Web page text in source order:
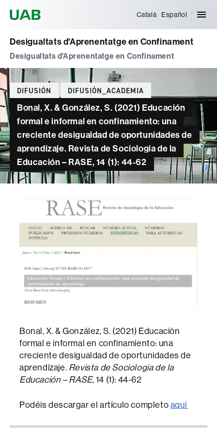
Català Español
Desigualtats d'Aprenentatge en Confinament
Desigualtats d'Aprenentatge en Confinament
Categorías
DIFUSIÓN DIFUSIÓN_ACADEMIA
Bonal, X. & González, S. (2021) Educación
formal e informal en confinamiento: una
creciente desigualdad de oportunidades de
aprendizaje. Revista de Sociologia de la
Educación – RASE, 14 (1): 44-62
Bonal, X. & González, S. (2021) Educación
formal e informal en confinamiento: una
creciente desigualdad de oportunidades de
aprendizaje. Revista de Sociologia de la
Educación – RASE,14 (1): 44-62
Podéis descargar el artículo completoaquí